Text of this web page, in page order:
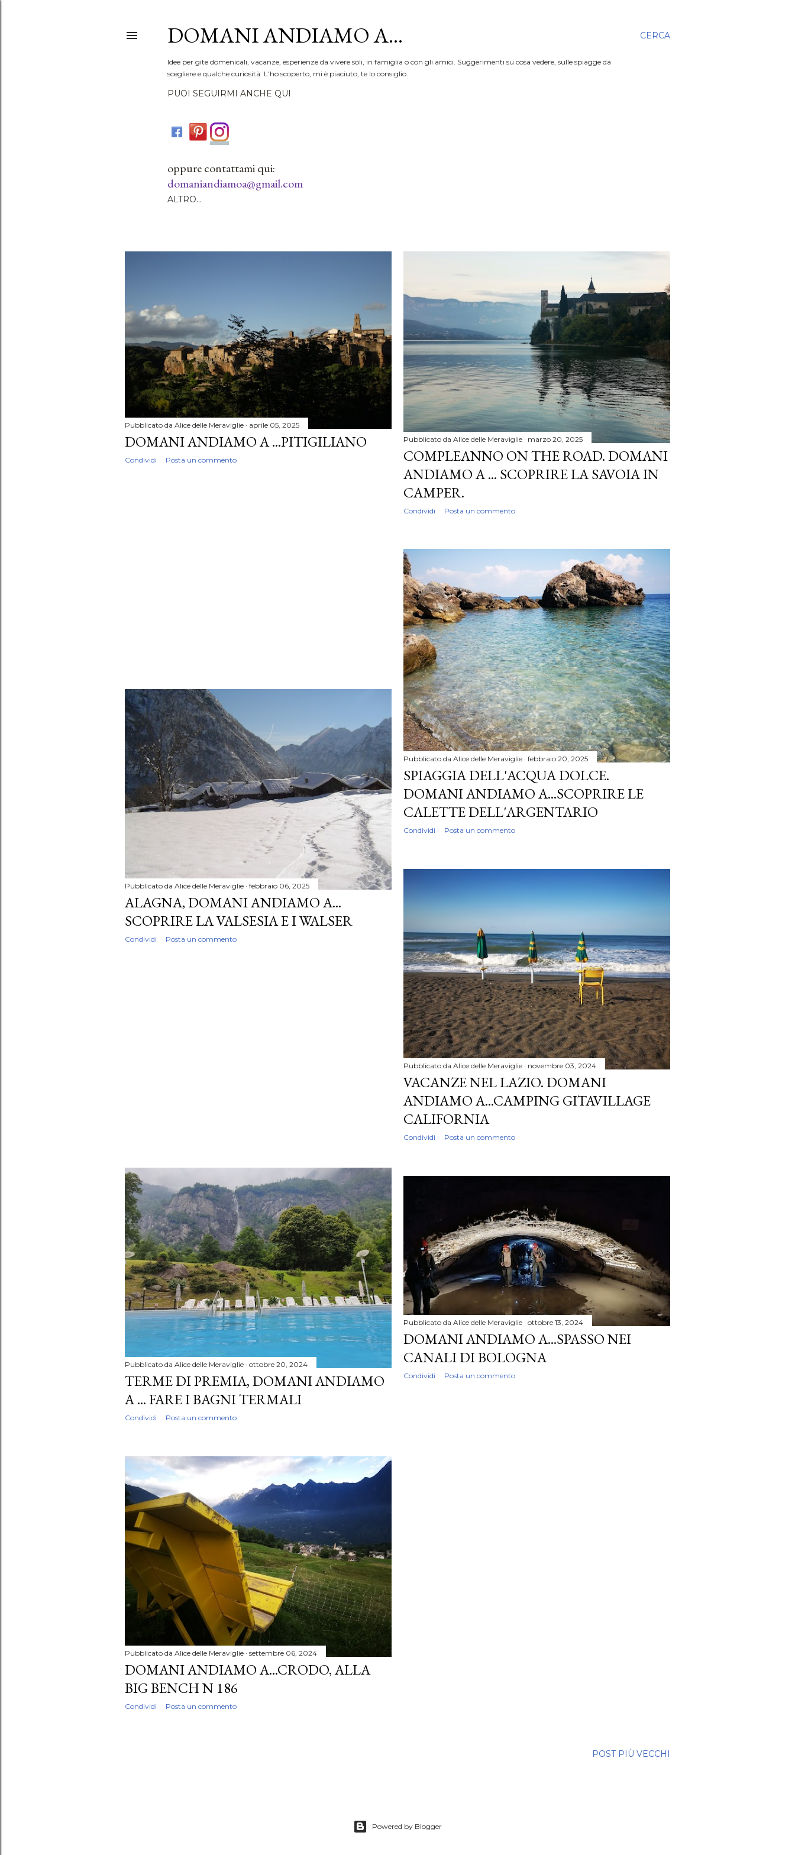
CERCA
DOMANI ANDIAMO A...
Idee per gite domenicali, vacanze, esperienze da vivere soli, in famiglia o con gli amici. Suggerimenti su cosa vedere, sulle spiagge da
scegliere e qualche curiosità. L'ho scoperto, mi è piaciuto, te lo consiglio.
PUOI SEGUIRMI ANCHE QUI
oppure contattami qui:
domaniandiamoa@gmail.com
ALTRO…
o
s
t
Pubblicato da Alice delle Meraviglie aprile 05, 2025
DOMANI ANDIAMO A ...PITIGILIANO
Condividi Posta un commento
Pubblicato da Alice delle Meraviglie marzo 20, 2025
COMPLEANNO ON THE ROAD. DOMANI
ANDIAMO A ... SCOPRIRE LA SAVOIA IN
CAMPER.
Condividi Posta un commento
Pubblicato da Alice delle Meraviglie febbraio 20, 2025
SPIAGGIA DELL'ACQUA DOLCE.
DOMANI ANDIAMO A...SCOPRIRE LE
CALETTE DELL'ARGENTARIO
Condividi Posta un commento
Pubblicato da Alice delle Meraviglie febbraio 06, 2025
ALAGNA, DOMANI ANDIAMO A...
SCOPRIRE LA VALSESIA E I WALSER
Condividi Posta un commento
Pubblicato da Alice delle Meraviglie novembre 03, 2024
VACANZE NEL LAZIO. DOMANI
ANDIAMO A...CAMPING GITAVILLAGE
CALIFORNIA
Condividi Posta un commento
Pubblicato da Alice delle Meraviglie ottobre 20, 2024
TERME DI PREMIA, DOMANI ANDIAMO
A ... FARE I BAGNI TERMALI
Condividi Posta un commento
Pubblicato da Alice delle Meraviglie ottobre 13, 2024
DOMANI ANDIAMO A...SPASSO NEI
CANALI DI BOLOGNA
Condividi Posta un commento
Pubblicato da Alice delle Meraviglie settembre 06, 2024
DOMANI ANDIAMO A...CRODO, ALLA
BIG BENCH N 186
Condividi Posta un commento
POST PIÙ VECCHI
Powered by Blogger